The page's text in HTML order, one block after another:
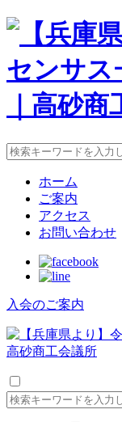
ホーム
ご案内
アクセス
お問い合わせ
入会のご案内